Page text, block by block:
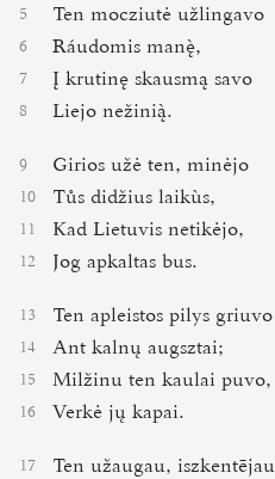
5 Ten mocziutė užlingavo
6 Ráudomis man,
7 Į krutinę skausmą savo
8 Liejo nežini.
9 Girios užė ten, minėjo
10 Tůs didžius laikùs,
11 Kad Lietuvis netikėjo,
12 Jog apkaltas bus.
13 Ten apleistos pilys griuvo
14 Ant kalnų augsztai;
15 Milžinu ten kaulai puvo,
16 Verkė jų kapai.
17 Ten užaugau, iszkentējau